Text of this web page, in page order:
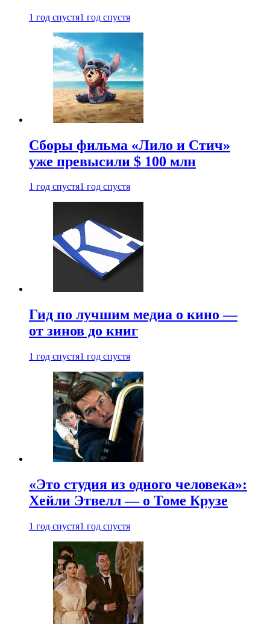
1 год спустя1 год спустя
Сборы фильма «Лило и Стич»
уже превысили $ 100 млн
1 год спустя1 год спустя
Гид по лучшим медиа о кино —
от зинов до книг
1 год спустя1 год спустя
«Это студия из одного человека»:
Хейли Этвелл — о Томе Крузе
1 год спустя1 год спустя